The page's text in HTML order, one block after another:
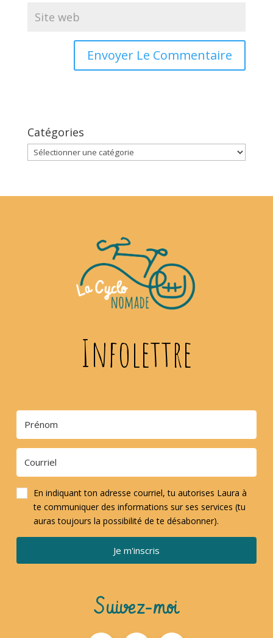
Catégories
Catégories
Infolettre
En indiquant ton adresse courriel, tu autorises Laura à
te communiquer des informations sur ses services (tu
auras toujours la possibilité de te désabonner).
Je m'inscris
Suivez-moi